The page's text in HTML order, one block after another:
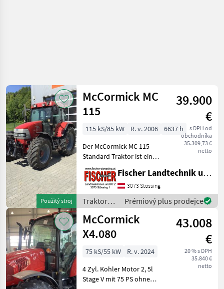
Použitý stroj
McCormick MC
115
39.900
€
s DPH od
obchodníka
35.309,73 €
netto
115 kS/85 kW R. v. 2006
6637 h
Der McCormick MC 115
Standard Traktor ist ein
robustes und
leistungsstarkes Modell,
das speziell für vielseitige
landwirtschaftliche
Anwendungen entwickelt
wurde. Mi
Fischer Landtechnik und Kfz KG
3073 Stössing
Traktory /
McCormick
Prémiový plus prodejce
McCormick
X4.080
43.008
€
20 % s DPH
35.840 €
netto
75 kS/55 kW
R. v. 2024
4 Zyl. Kohler Motor 2, 5l
Stage V mit 75 PS ohne